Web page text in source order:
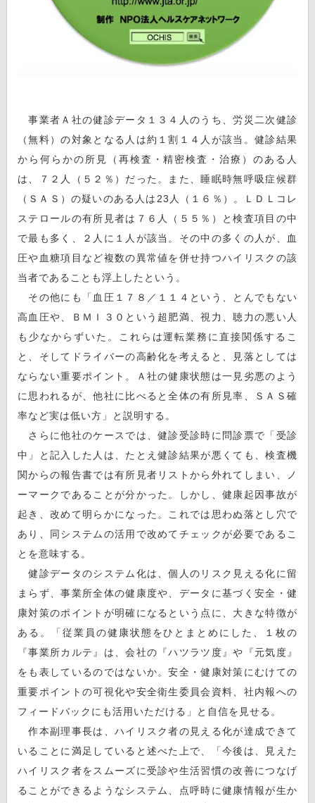
事業者Ａ社の健診データ１３４人のうち、労災二次健診
（無料）の対象となる人は約１割１４人が該当。健診結果
から何らかの所見（再検査・精密検査・治療）のある人
は、７２人（５２％）だった。また、睡眠時無呼吸症候群
（ＳＡＳ）の疑いのある人は23人（１６％）。ＬＤＬコレ
ステロールの有所見者は７６人（５５％）と検査項目の中
で最も多く、２人に１人が該当。その中の多くの人が、血
圧や血糖項目など複数の異常値を併せ持つハイリスクの該
当者であることも浮上したという。
その他にも「血圧１７８／１１４という、とんでもない
高血圧や、ＢＭＩ３０という超肥満、視力、聴力の悪い人
も少なからずいた。これらは運転業務に直接関係するこ
と、そしてドライバーの高齢化を考えると、見落としては
ならない重要ポイント。Ａ社の健康状態は一見劣悪のよう
に思われるが、他社に比べると全体の有所見率、ＳＡＳ確
率など実は低い方」と説明する。
さらに他社のケースでは、健診受診時に問診票で「受診
中」と記入した人は、たとえ健診結果が悪くても、検査機
関からの報告書では有所見者リストから外れてしまい、ノ
ーマークであることが分かった。しかし、健康起因事故が
起き、改めて明らかになった。これでは思わぬ落とし穴で
あり、同システムの活用で改めてチェックが必要であるこ
とを意味する。
健診データのシステム化は、個人のリスク見える化に留
まらず、事業所全体の健康度や、データに基づく安全・健
康対策のポイントが明確になるという点に、大きな特徴が
ある。「従業員の健康状態をひとまとめにした、１枚の
『事業所カルテ』は、会社の『ハツラツ度』や『元気度』
をも表しているのではないか。安全・健康対策にむけての
重要ポイントの可視化や安全衛生委員会資料、社内報への
フィードバックにも活用いただける」と自信を見せる。
作本副理事長は、ハイリスク者の見える化が達成できて
いることに満足していると述べた上で、「今後は、見えた
ハイリスク者をスムーズに受診や生活習慣の改善につなげ
ることができるようなシステム、点呼時に健康情報が生か